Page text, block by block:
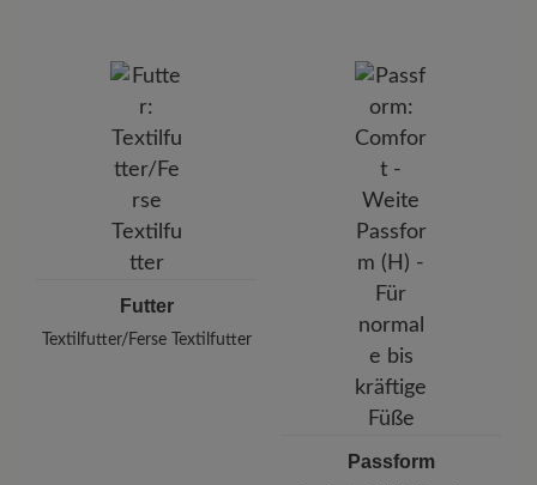
Futter
Textilfutter/Ferse Textilfutter
Passform